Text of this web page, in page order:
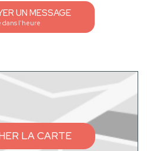
UN MESSAGE
dans l'heure
LA CARTE